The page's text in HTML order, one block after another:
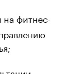
на фитнес-